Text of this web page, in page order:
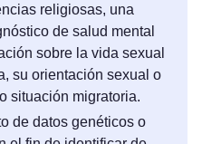
religiosas, una
de salud mental
sobre la vida sexual
su orientación sexual o
situación migratoria.
de datos genéticos o